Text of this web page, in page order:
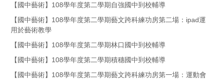
【國中藝術】108學年度第二學期自強國中到校輔導
【國中藝術】108學年度第二學期藝文跨科練功房第二場：ipad運
用於藝術教學
【國中藝術】108學年度第二學期林口國中到校輔導
【國中藝術】108學年度第二學期積穗國中到校輔導
【國中藝術】108學年度第二學期藝文跨科練功房第一場：運動會